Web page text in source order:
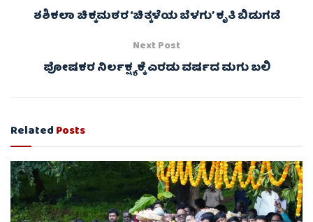
ಶಶಿಕಲಾ ಚಿಕ್ಕಮಠರ ‘ಚಿತ್ಕಳೆಯ ಬೆಳಗು’ ಕೃತಿ ಬಿಡುಗಡೆ
Next Post
ಪೋಷಕರ ನಿರ್ಲಕ್ಷ್ಯಕ್ಕೆ ಎರಡು ವರ್ಷದ ಮಗು ಬಲಿ
RelatedPosts